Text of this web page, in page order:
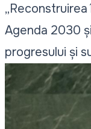
Agenda 2030
progresului și